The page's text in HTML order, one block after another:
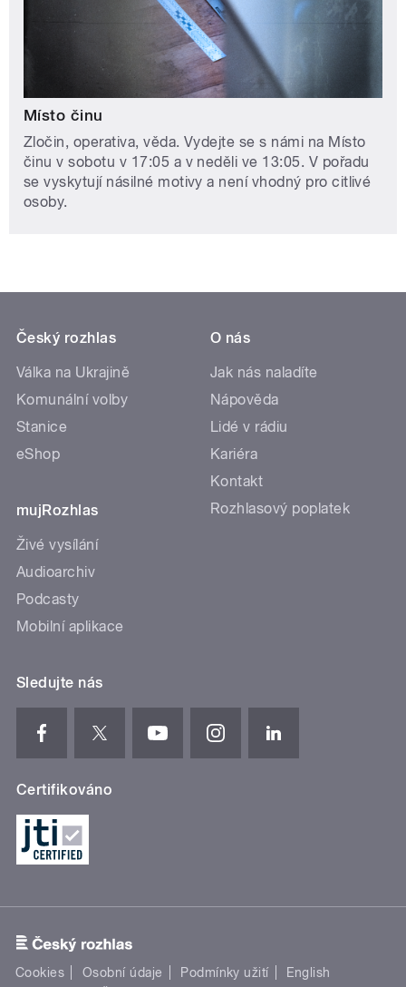
Místo činu
Zločin, operativa, věda. Vydejte se s námi na Místo
činu v sobotu v 17:05 a v neděli ve 13:05. V pořadu
se vyskytují násilné motivy a není vhodný pro citlivé
osoby.
Český rozhlas
Válka na Ukrajině
Komunální volby
Stanice
eShop
mujRozhlas
Živé vysílání
Audioarchiv
Podcasty
Mobilní aplikace
O nás
Jak nás naladíte
Nápověda
Lidé v rádiu
Kariéra
Kontakt
Rozhlasový poplatek
Sledujte nás
Certifikováno
Cookies Osobní údaje Podmínky užití
English